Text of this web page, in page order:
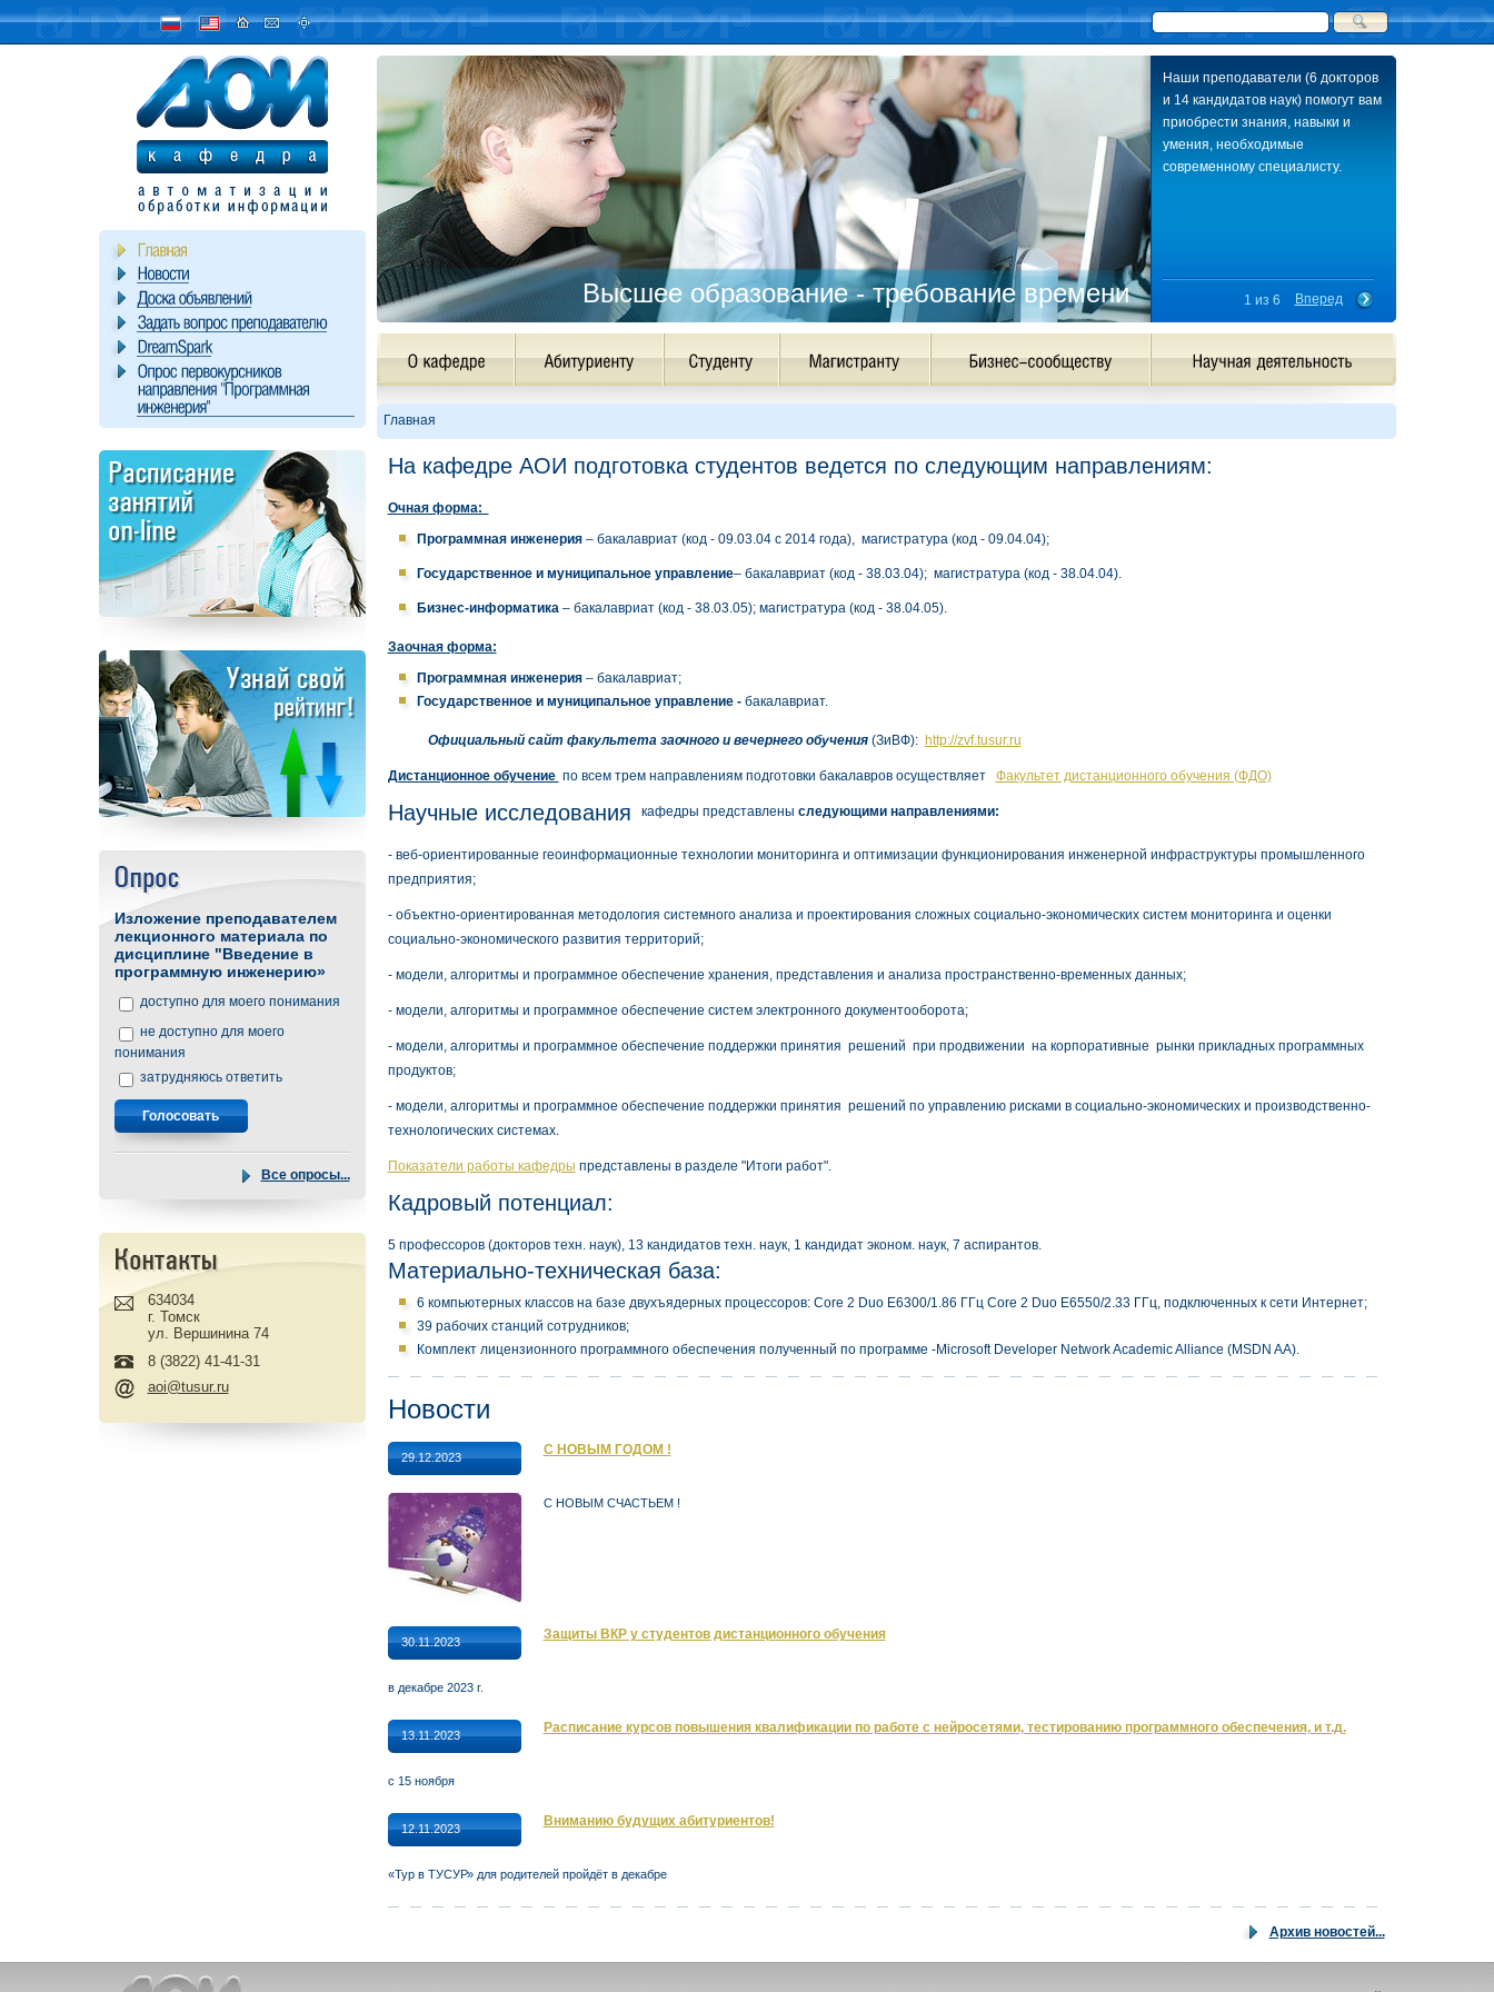
Высшее образование - требование времени
Наши преподаватели (6 докторов
и 14 кандидатов наук) помогут вам
приобрести знания, навыки и
умения, необходимые
современному специалисту.
1 из 6 Вперед
Главная
На кафедре АОИ подготовка студентов ведется по следующим направлениям:
Очная форма:
Программная инженерия– бакалавриат (код - 09.03.04 с 2014 года), магистратура (код - 09.04.04);
Государственное и муниципальное управление– бакалавриат (код - 38.03.04); магистратура (код - 38.04.04).
Бизнес-информатика– бакалавриат (код - 38.03.05); магистратура (код - 38.04.05).
Заочная форма:
Программная инженерия– бакалавриат;
Государственное и муниципальное управление - бакалавриат.
Официальный сайт факультета заочного и вечернего обучения(ЗиВФ): http://zvf.tusur.ru
Дистанционное обучение по всем трем направлениям подготовки бакалавров осуществляет Факультет дистанционного обучения (ФДО)
Научные исследования кафедры представлены следующими направлениями:
- веб-ориентированные геоинформационные технологии мониторинга и оптимизации функционирования инженерной инфраструктуры промышленного
предприятия;
- объектно-ориентированная методология системного анализа и проектирования сложных социально-экономических систем мониторинга и оценки
социально-экономического развития территорий;
- модели, алгоритмы и программное обеспечение хранения, представления и анализа пространственно-временных данных;
- модели, алгоритмы и программное обеспечение систем электронного документооборота;
- модели, алгоритмы и программное обеспечение поддержки принятия решений при продвижении на корпоративные рынки прикладных программных
продуктов;
- модели, алгоритмы и программное обеспечение поддержки принятия решений по управлению рисками в социально-экономических и производственно-
технологических системах.
Показатели работы кафедры представлены в разделе "Итоги работ".
Кадровый потенциал:
5 профессоров (докторов техн. наук), 13 кандидатов техн. наук, 1 кандидат эконом. наук, 7 аспирантов.
Материально-техническая база:
6 компьютерных классов на базе двухъядерных процессоров: Core 2 Duo E6300/1.86 ГГц Core 2 Duo E6550/2.33 ГГц, подключенных к сети Интернет;
39 рабочих станций сотрудников;
Комплект лицензионного программного обеспечения полученный по программе -Microsoft Developer Network Academic Alliance (MSDN AA).
Новости
29.12.2023 С НОВЫМ ГОДОМ !
С НОВЫМ СЧАСТЬЕМ !
30.11.2023 Защиты ВКР у студентов дистанционного обучения
в декабре 2023 г.
13.11.2023 Расписание курсов повышения квалификации по работе с нейросетями, тестированию программного обеспечения, и т.д.
с 15 ноября
12.11.2023 Вниманию будущих абитуриентов!
«Тур в ТУСУР» для родителей пройдёт в декабре
Архив новостей...
Изложение преподавателем
лекционного материала по
дисциплине "Введение в
программную инженерию»
доступно для моего понимания
не доступно для моего
понимания
затрудняюсь ответить
Все опросы...
634034
г. Томск
ул. Вершинина 74
8 (3822) 41-41-31
aoi@tusur.ru